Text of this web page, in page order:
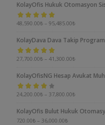
KolayOfis Hukuk Otomasyon
5 üzerinden
48,590.00₺ – 95,485.00₺
KolayDava Dava Takip
5 üzerinden
27,700.00₺ – 41,300.00₺
KolayOfisNG Hesap Avukat
5
4.00oy aldı
24,200.00₺ – 37,800.00₺
KolayOfis Bulut Hukuk
720.00₺ – 36,000.00₺